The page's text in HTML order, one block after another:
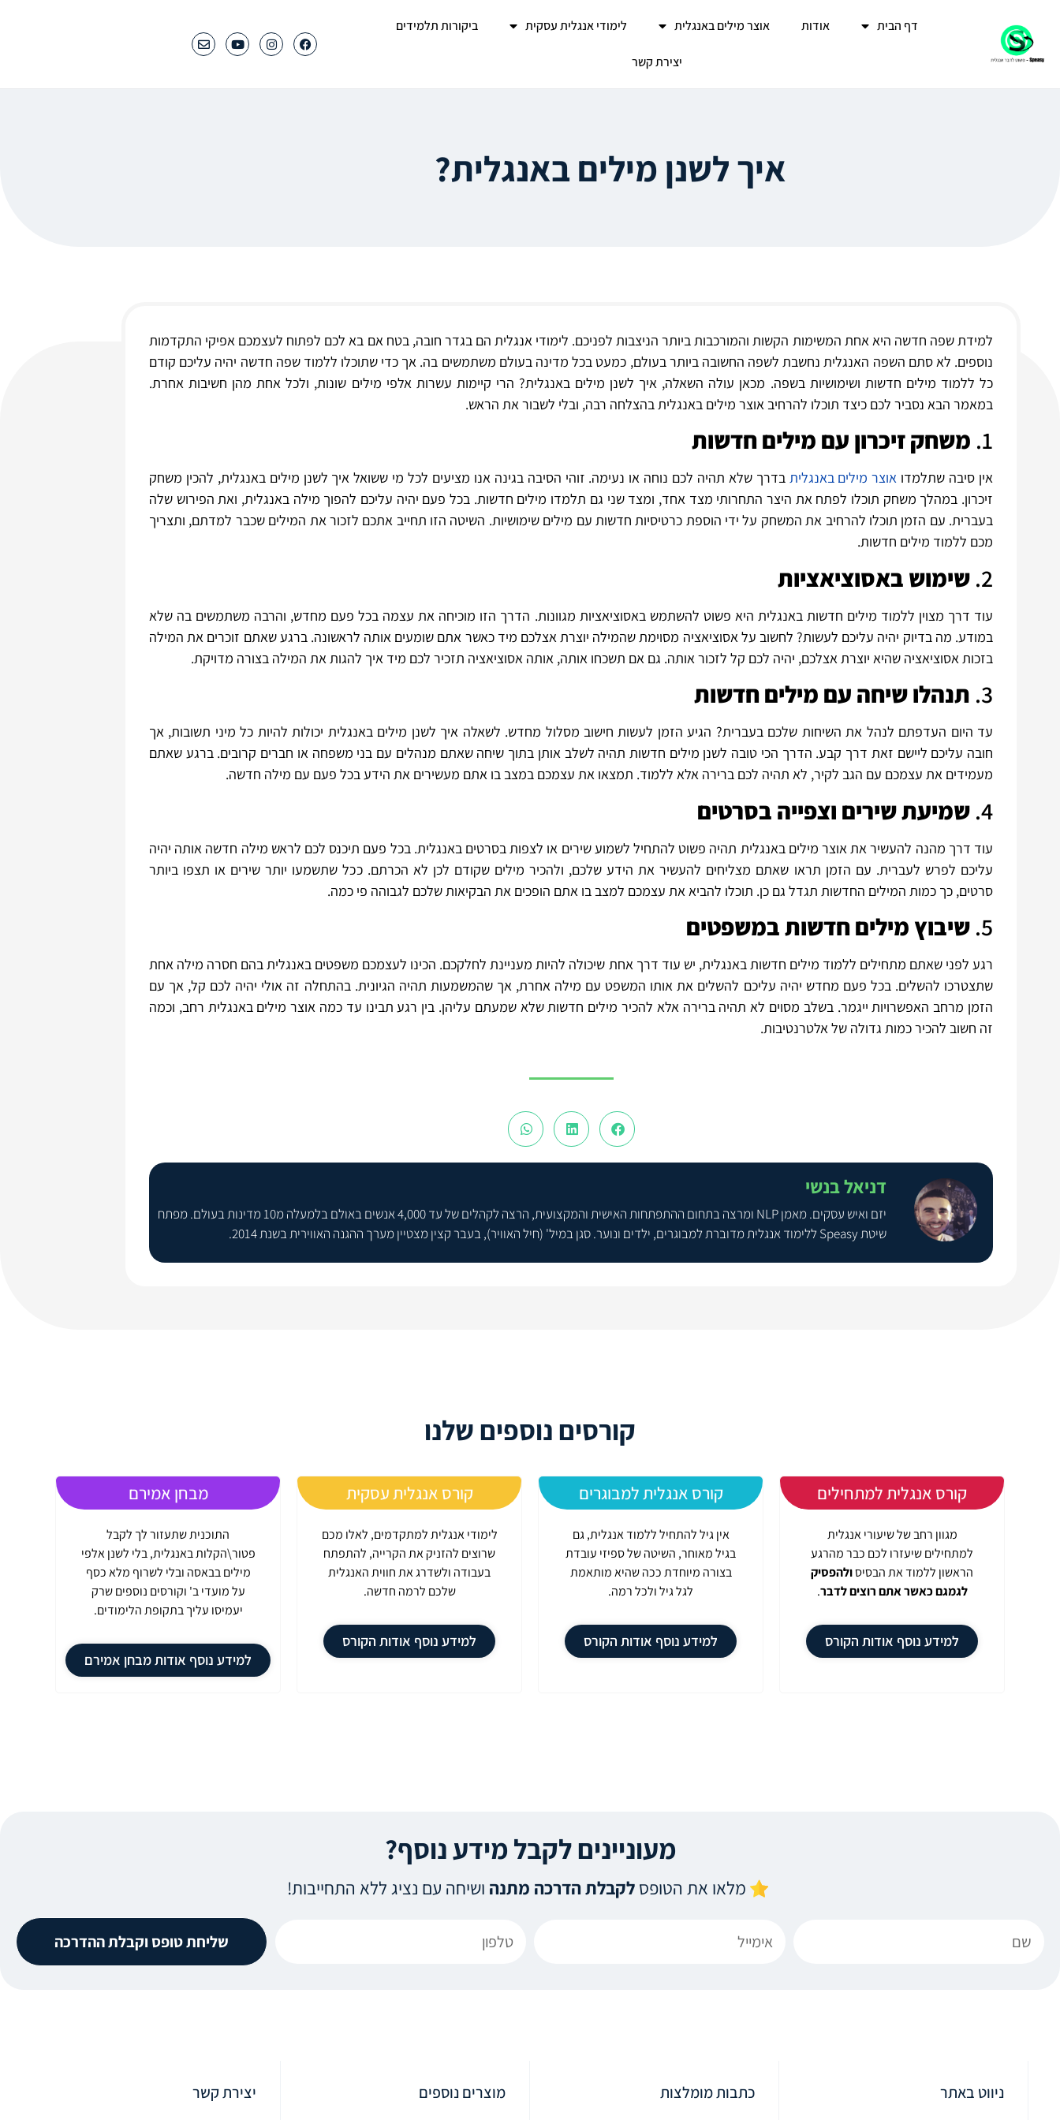
דף הבית אודות אוצר מילים באנגלית לימודי אנגלית עסקית ביקורות תלמידים
יצירת קשר
איך לשנן מילים באנגלית?
למידת שפה חדשה היא אחת המשימות הקשות והמורכבות ביותר הניצבות לפניכם. לימודי אנגלית הם בגדר חובה, בטח אם בא לכם לפתוח לעצמכם אפיקי התקדמות
נוספים. לא סתם השפה האנגלית נחשבת לשפה החשובה ביותר בעולם, כמעט בכל מדינה בעולם משתמשים בה. אך כדי שתוכלו ללמוד שפה חדשה יהיה עליכם קודם
כל ללמוד מילים חדשות ושימושיות בשפה. מכאן עולה השאלה, איך לשנן מילים באנגלית? הרי קיימות עשרות אלפי מילים שונות, ולכל אחת מהן חשיבות אחרת.
במאמר הבא נסביר לכם כיצד תוכלו להרחיב אוצר מילים באנגלית בהצלחה רבה, ובלי לשבור את הראש.
1. משחק זיכרון עם מילים חדשות
אין סיבה שתלמדו אוצר מילים באנגלית בדרך שלא תהיה לכם נוחה או נעימה. זוהי הסיבה בגינה אנו מציעים לכל מי ששואל איך לשנן מילים באנגלית, להכין משחק
זיכרון. במהלך משחק תוכלו לפתח את היצר התחרותי מצד אחד, ומצד שני גם תלמדו מילים חדשות. בכל פעם יהיה עליכם להפוך מילה באנגלית, ואת הפירוש שלה
בעברית. עם הזמן תוכלו להרחיב את המשחק על ידי הוספת כרטיסיות חדשות עם מילים שימושיות. השיטה הזו תחייב אתכם לזכור את המילים שכבר למדתם, ותצריך
מכם ללמוד מילים חדשות.
2. שימוש באסוציאציות
עוד דרך מצוין ללמוד מילים חדשות באנגלית היא פשוט להשתמש באסוציאציות מגוונות. הדרך הזו מוכיחה את עצמה בכל פעם מחדש, והרבה משתמשים בה שלא
במודע. מה בדיוק יהיה עליכם לעשות? לחשוב על אסוציאציה מסוימת שהמילה יוצרת אצלכם מיד כאשר אתם שומעים אותה לראשונה. ברגע שאתם זוכרים את המילה
בזכות אסוציאציה שהיא יוצרת אצלכם, יהיה לכם קל לזכור אותה. גם אם תשכחו אותה, אותה אסוציאציה תזכיר לכם מיד איך להגות את המילה בצורה מדויקת.
3. תנהלו שיחה עם מילים חדשות
עד היום העדפתם לנהל את השיחות שלכם בעברית? הגיע הזמן לעשות חישוב מסלול מחדש. לשאלה איך לשנן מילים באנגלית יכולות להיות כל מיני תשובות, אך
חובה עליכם ליישם זאת דרך קבע. הדרך הכי טובה לשנן מילים חדשות תהיה לשלב אותן בתוך שיחה שאתם מנהלים עם בני משפחה או חברים קרובים. ברגע שאתם
מעמידים את עצמכם עם הגב לקיר, לא תהיה לכם ברירה אלא ללמוד. תמצאו את עצמכם במצב בו אתם מעשירים את הידע בכל פעם עם מילה חדשה.
4. שמיעת שירים וצפייה בסרטים
עוד דרך מהנה להעשיר את אוצר מילים באנגלית תהיה פשוט להתחיל לשמוע שירים או לצפות בסרטים באנגלית. בכל פעם תיכנס לכם לראש מילה חדשה אותה יהיה
עליכם לפרש לעברית. עם הזמן תראו שאתם מצליחים להעשיר את הידע שלכם, ולהכיר מילים שקודם לכן לא הכרתם. ככל שתשמעו יותר שירים או תצפו ביותר
סרטים, כך כמות המילים החדשות תגדל גם כן. תוכלו להביא את עצמכם למצב בו אתם הופכים את הבקיאות שלכם לגבוהה פי כמה.
5. שיבוץ מילים חדשות במשפטים
רגע לפני שאתם מתחילים ללמוד מילים חדשות באנגלית, יש עוד דרך אחת שיכולה להיות מעניינת לחלקכם. הכינו לעצמכם משפטים באנגלית בהם חסרה מילה אחת
שתצטרכו להשלים. בכל פעם מחדש יהיה עליכם להשלים את אותו המשפט עם מילה אחרת, אך שהמשמעות תהיה הגיונית. בהתחלה זה אולי יהיה לכם קל, אך עם
הזמן מרחב האפשרויות ייגמר. בשלב מסוים לא תהיה ברירה אלא להכיר מילים חדשות שלא שמעתם עליהן. בין רגע תבינו עד כמה אוצר מילים באנגלית רחב, וכמה
זה חשוב להכיר כמות גדולה של אלטרנטיבות.
דניאל בנשי
יזם ואיש עסקים. מאמן NLP ומרצה בתחום ההתפתחות האישית והמקצועית, הרצה לקהלים של עד 4,000 אנשים באולם בלמעלה מ10 מדינות בעולם. מפתח
שיטת Speasy ללימוד אנגלית מדוברת למבוגרים, ילדים ונוער. סגן במיל' (חיל האוויר), בעבר קצין מצטיין מערך ההגנה האווירית בשנת 2014.
קורסים נוספים שלנו
קורס אנגלית למתחילים
מגוון רחב של שיעורי אנגלית
למתחילים שיעזרו לכם כבר מהרגע
הראשון ללמוד את הבסיסולהפסיק
לגמגם כאשר אתם רוצים לדבר.
למידע נוסף אודות הקורס
קורס אנגלית למבוגרים
אין גיל להתחיל ללמוד אנגלית, גם
בגיל מאוחר, השיטה של ספיזי עובדת
בצורה מיוחדת ככה שהיא מותאמת
לגל גיל ולכל רמה.
למידע נוסף אודות הקורס
קורס אנגלית עסקית
לימודי אנגלית למתקדמים, לאלו מכם
שרוצים להזניק את הקרייה, להתפתח
בעבודה ולשדרג את חווית האנגלית
שלכם לרמה חדשה.
למידע נוסף אודות הקורס
מבחן אמירם
התוכנית שתעזור לך לקבל
פטור\הקלות באנגלית, בלי לשנן אלפי
מילים בבאסה ובלי לשרוף מלא כסף
על מועדי ב' וקורסים נוספים שרק
יעמיסו עליך בתקופת הלימודים.
למידע נוסף אודות מבחן אמירם
מעוניינים לקבל מידע נוסף?
מלאו את הטופס לקבלת הדרכה מתנה ושיחה עם נציג ללא התחייבות!
שליחת טופס וקבלת ההדרכה
ניווט באתר כתבות מומלצות מוצרים נוספים יצירת קשר